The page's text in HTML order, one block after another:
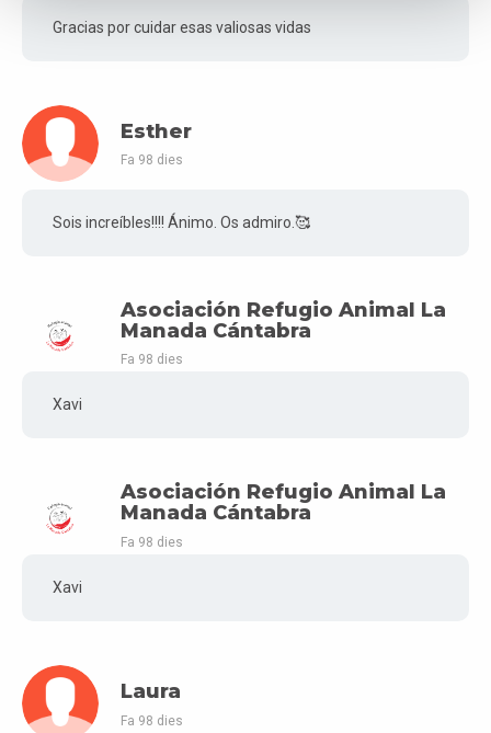
Gracias por cuidar esas valiosas vidas
Esther
Fa 98 dies
Sois increíbles!!!! Ánimo. Os admiro.🥰
Asociación Refugio Animal La
Manada Cántabra
Fa 98 dies
Xavi
Asociación Refugio Animal La
Manada Cántabra
Fa 98 dies
Xavi
Laura
Fa 98 dies